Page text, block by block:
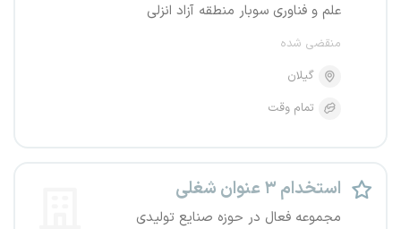
علم و فناوری سوبار منطقه آزاد انزلی
منقضی شده
گیلان
تمام وقت
استخدام ۳ عنوان شغلی
مجموعه فعال در حوزه صنایع تولیدی